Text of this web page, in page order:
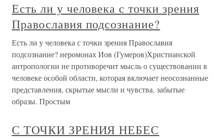
Есть ли у человека с точки зрения
Православия подсознание?
Есть ли у человека с точки зрения Православия
подсознание? иеромонах Иов (Гумеров)Христианской
антропологии не противоречит мысль о существовании в
человеке особой области, которая включает неосознанные
представления, скрытые мысли и чувства, забытые
образы. Простым
С ТОЧКИ ЗРЕНИЯ НЕБЕС